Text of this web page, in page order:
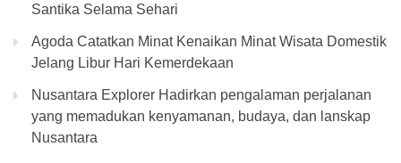
Santika Selama Sehari
Agoda Catatkan Minat Kenaikan Minat Wisata Domestik
Jelang Libur Hari Kemerdekaan
Nusantara Explorer Hadirkan pengalaman perjalanan
yang memadukan kenyamanan, budaya, dan lanskap
Nusantara